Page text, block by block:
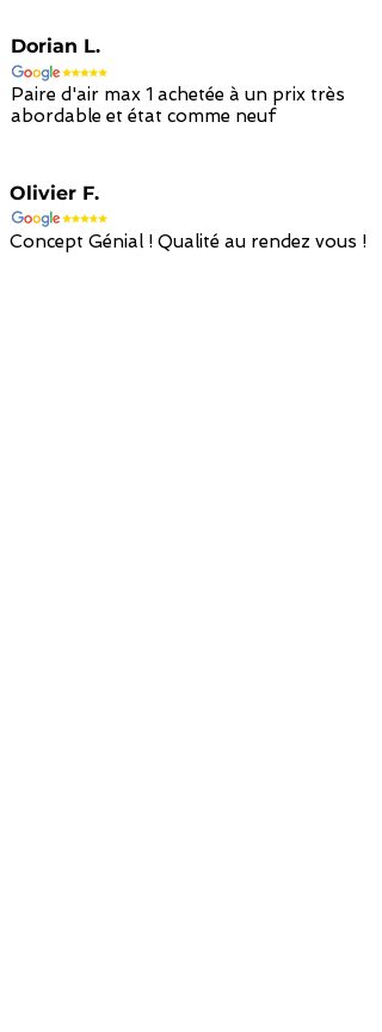
Dorian L.
Paire d'air max 1 achetée à un prix très
abordable et état comme neuf
Olivier F.
Concept Génial ! Qualité au rendez vous !